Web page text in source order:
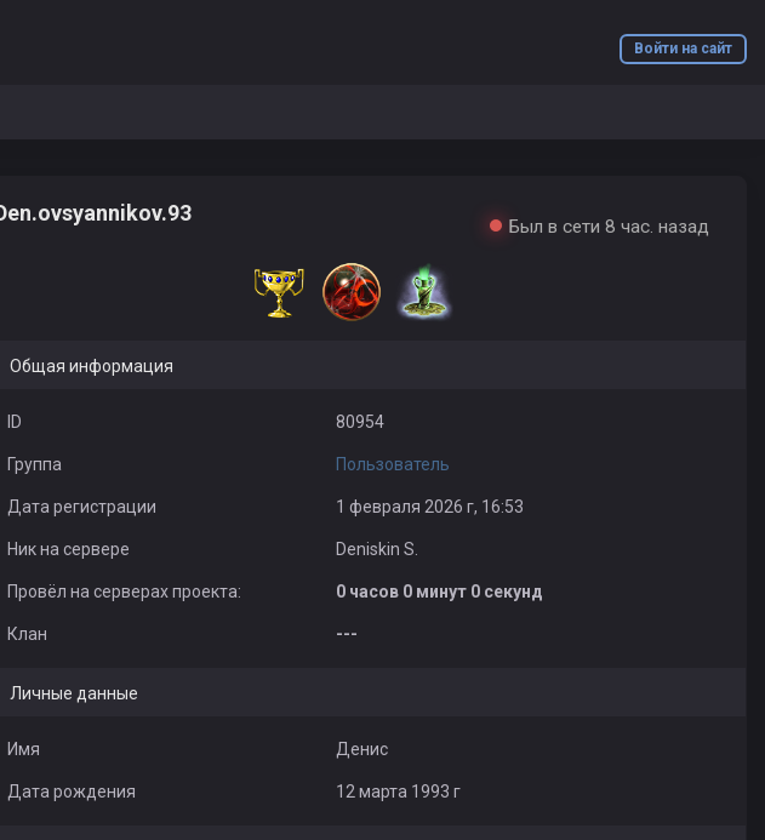
Войти на сайт
Был в сети 8 час. назад
Общая информация
ID 80954
Группа Пользователь
Дата регистрации 1 февраля 2026 г, 16:53
Ник на сервере Deniskin S.
Провёл на серверах проекта: 0 часов 0 минут 0 секунд
Клан ---
Личные данные
Имя Денис
Дата рождения 12 марта 1993 г